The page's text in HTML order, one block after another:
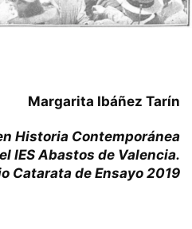
Margarita Ibáñez Tarín
Historia Contemporánea
IES Abastos de Valencia.
Catarata de Ensayo 2019